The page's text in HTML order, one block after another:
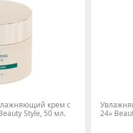
крем с
Style, 50 мл.
24»